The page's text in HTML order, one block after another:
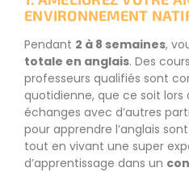
ENVIRONNEMENT
Pendant 2 à 8 semaines,
totale en anglais. Des
professeurs qualifiés sont
quotidienne, que ce soit lors
échanges avec d’autres
pour apprendre l’anglais
tout en vivant une super
d’apprentissage dans un